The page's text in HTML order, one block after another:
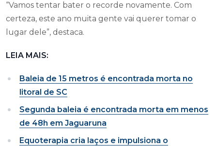
“Vamos tentar bater o recorde novamente. Com
certeza, este ano muita gente vai querer tomar o
lugar dele”, destaca.
LEIA MAIS:
Baleia de 15 metros é encontrada morta no
litoral de SC
Segunda baleia é encontrada morta em menos
de 48h em Jaguaruna
Equoterapia cria laços e impulsiona o